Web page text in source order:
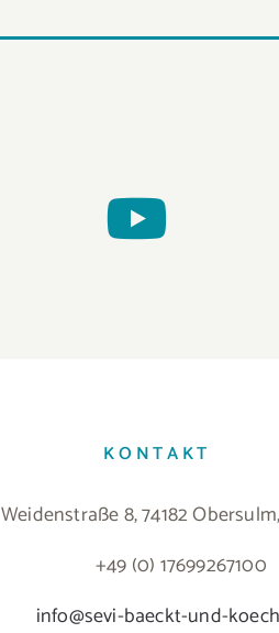
KONTAKT
Weidenstraße 8, 74182
+49 (0) 17699267100
info@sevi-baeckt-und-